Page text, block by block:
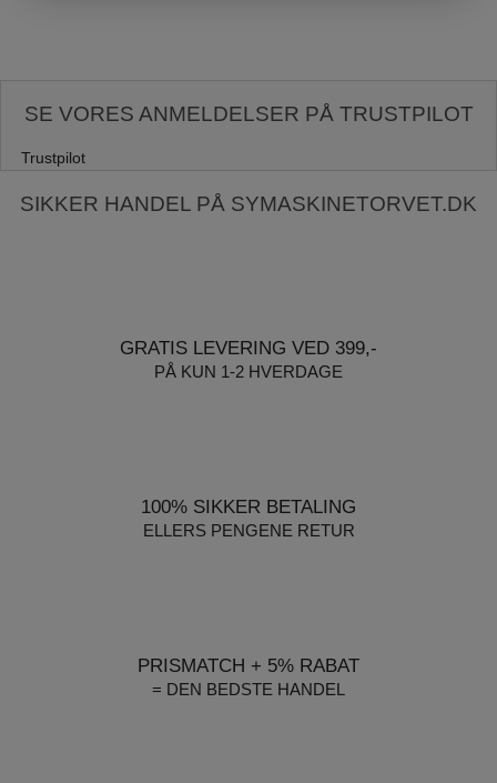
SE VORES ANMELDELSER PÅ TRUSTPILOT
Trustpilot
SIKKER HANDEL PÅ SYMASKINETORVET.DK
GRATIS LEVERING VED 399,-
PÅ KUN 1-2 HVERDAGE
100% SIKKER BETALING
ELLERS PENGENE RETUR
PRISMATCH + 5% RABAT
= DEN BEDSTE HANDEL